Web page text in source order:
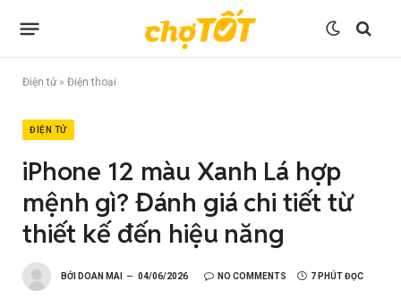
Điện tử» Điện thoại
ĐIỆN TỬ
iPhone 12 màu Xanh Lá hợp
mệnh gì? Đánh giá chi tiết từ
thiết kế đến hiệu năng
BỞI DOAN MAI 04/06/2026 NO COMMENTS 7 PHÚT ĐỌC